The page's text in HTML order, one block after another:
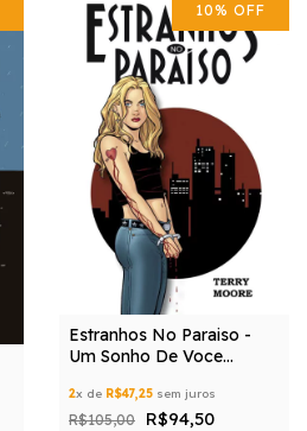
10% OFF
Estranhos No Paraiso -
Um Sonho De Voce
2x de R$47,25 sem juros
R$105,00 R$94,50